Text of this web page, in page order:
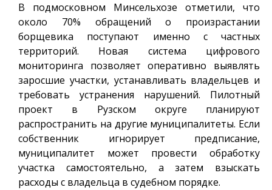
В подмосковном Минсельхозе отметили, что
около 70% обращений о произрастании
борщевика поступают именно с частных
территорий. Новая система цифрового
мониторинга позволяет оперативно выявлять
заросшие участки, устанавливать владельцев и
требовать устранения нарушений. Пилотный
проект в Рузском округе планируют
распространить на другие муниципалитеты. Если
собственник игнорирует предписание,
муниципалитет может провести обработку
участка самостоятельно, а затем взыскать
расходы с владельца в судебном порядке.